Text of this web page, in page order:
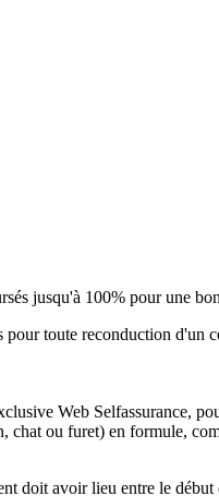
jusqu'à 100% pour une
pour toute reconduction d'un
Web Selfassurance,
chat ou furet) en formule,
doit avoir lieu entre le